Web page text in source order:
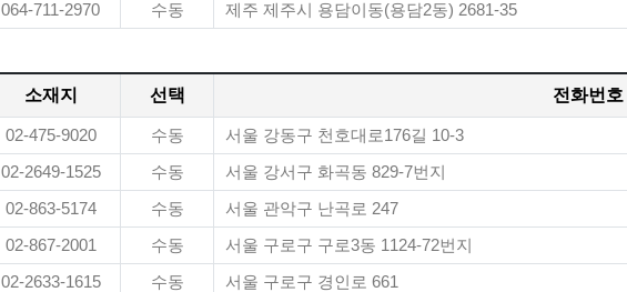
064-711-2970 수동 제주 제주시 용담이동(용담2동) 2681-35
소재지 선택 전화번호
02-475-9020 수동 서울 강동구 천호대로176길 10-3
02-2649-1525 수동 서울 강서구 화곡동 829-7번지
02-863-5174 수동 서울 관악구 난곡로 247
02-867-2001 수동 서울 구로구 구로3동 1124-72번지
02-2633-1615 수동 서울 구로구 경인로 661